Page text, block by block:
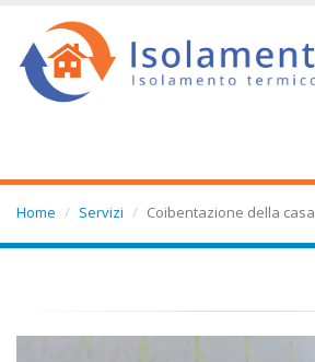
Home Servizi Coibentazione della casa